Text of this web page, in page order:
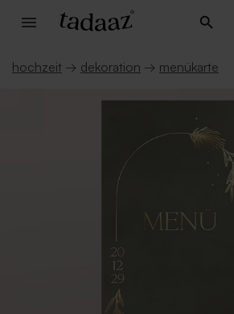
hochzeit → dekoration → menükarte